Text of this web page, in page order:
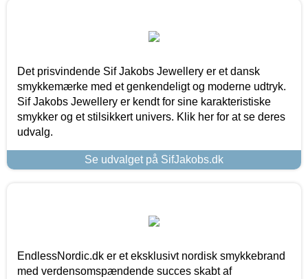
Det prisvindende Sif Jakobs Jewellery er et dansk
smykkemærke med et genkendeligt og moderne udtryk.
Sif Jakobs Jewellery er kendt for sine karakteristiske
smykker og et stilsikkert univers. Klik her for at se deres
udvalg.
Se udvalget på SifJakobs.dk
EndlessNordic.dk er et eksklusivt nordisk smykkebrand
med verdensomspændende succes skabt af